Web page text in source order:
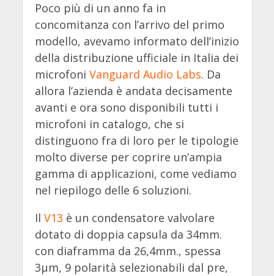
Poco più di un anno fa in
concomitanza con l’arrivo del primo
modello, avevamo informato dell’inizio
della distribuzione ufficiale in Italia dei
microfoni Vanguard Audio Labs. Da
allora l’azienda è andata decisamente
avanti e ora sono disponibili tutti i
microfoni in catalogo, che si
distinguono fra di loro per le tipologie
molto diverse per coprire un’ampia
gamma di applicazioni, come vediamo
nel riepilogo delle 6 soluzioni.
Il V13 è un condensatore valvolare
dotato di doppia capsula da 34mm.
con diaframma da 26,4mm., spessa
3µm, 9 polarità selezionabili dal pre,